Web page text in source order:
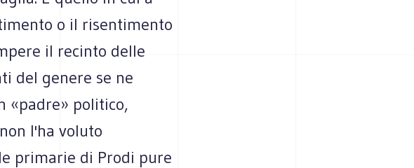
o il risentimento
il recinto delle
del genere se ne
«padre» politico,
l'ha voluto
primarie di Prodi pure